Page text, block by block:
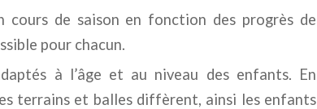
cours de saison en fonction des progrès de
pour chacun.
à l’âge et au niveau des enfants. En
terrains et balles diffèrent, ainsi les enfants